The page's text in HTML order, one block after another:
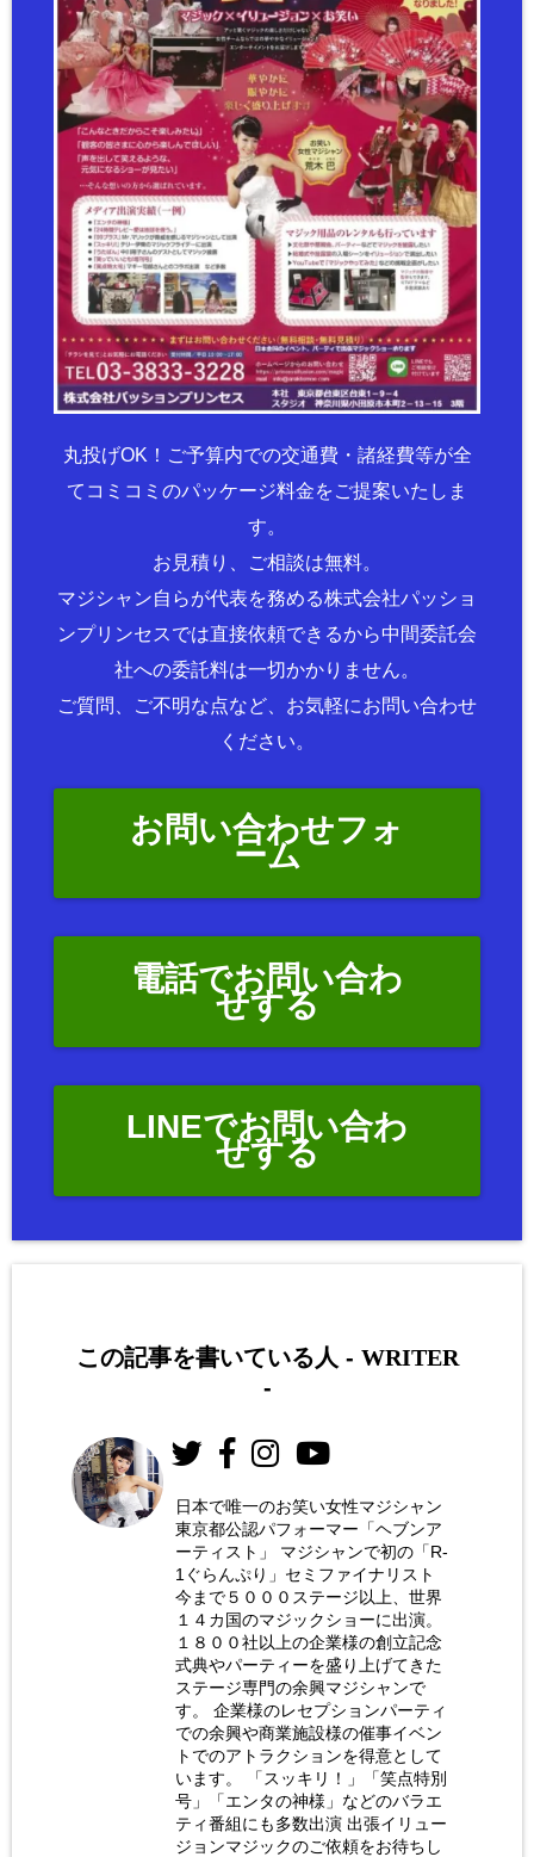
丸投げOK！ご予算内での交通費・諸経費等が全
てコミコミのパッケージ料金をご提案いたしま
す。
お見積り、ご相談は無料。
マジシャン自らが代表を務める株式会社パッショ
ンプリンセスでは直接依頼できるから中間委託会
社への委託料は一切かかりません。
ご質問、ご不明な点など、お気軽にお問い合わせ
ください。
お問い合わせフォ
ーム
電話でお問い合わ
せする
LINEでお問い合わ
せする
この記事を書いている人 - WRITER
-
日本で唯一のお笑い女性マジシャン
東京都公認パフォーマー「ヘブンア
ーティスト」 マジシャンで初の「R-
1ぐらんぷり」セミファイナリスト
今まで５０００ステージ以上、世界
１４カ国のマジックショーに出演。
１８００社以上の企業様の創立記念
式典やパーティーを盛り上げてきた
ステージ専門の余興マジシャンで
す。 企業様のレセプションパーティ
での余興や商業施設様の催事イベン
トでのアトラクションを得意として
います。 「スッキリ！」「笑点特別
号」「エンタの神様」などのバラエ
ティ番組にも多数出演 出張イリュー
ジョンマジックのご依頼をお待ちし